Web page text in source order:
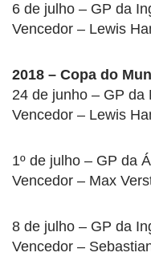
6 de julho – GP da
Vencedor – Lewis
2018 – Copa do
24 de junho – GP da
Vencedor – Lewis
1º de julho – GP da
Vencedor – Max
8 de julho – GP da
Vencedor –